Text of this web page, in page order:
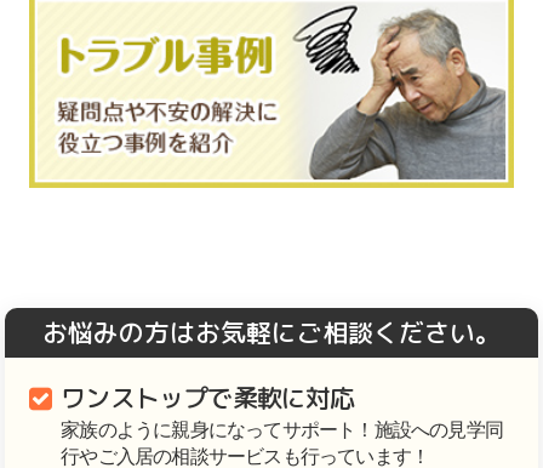
お悩みの方はお気軽にご相談ください。
ワンストップで柔軟に対応
家族のように親身になってサポート！施設への見学同
行やご入居の相談サービスも行っています！